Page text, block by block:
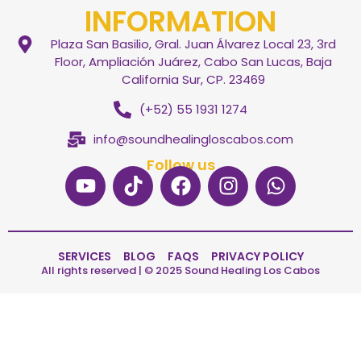
INFORMATION
Plaza San Basilio, Gral. Juan Álvarez Local 23, 3rd
Floor, Ampliación Juárez, Cabo San Lucas, Baja
California Sur, CP. 23469
(+52) 55 1931 1274
info@soundhealingloscabos.com
Follow us
SERVICES BLOG FAQS PRIVACY POLICY
All rights reserved | © 2025 Sound Healing Los Cabos